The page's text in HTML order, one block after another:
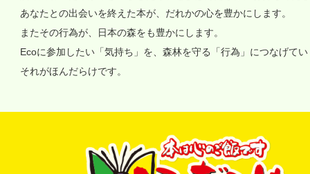
あなたとの出会いを終えた本が、だれかの心を豊かにします。
またその行為が、日本の森をも豊かにします。
Ecoに参加したい「気持ち」を、森林を守る「行為」につなげて
それがほんだらけです。